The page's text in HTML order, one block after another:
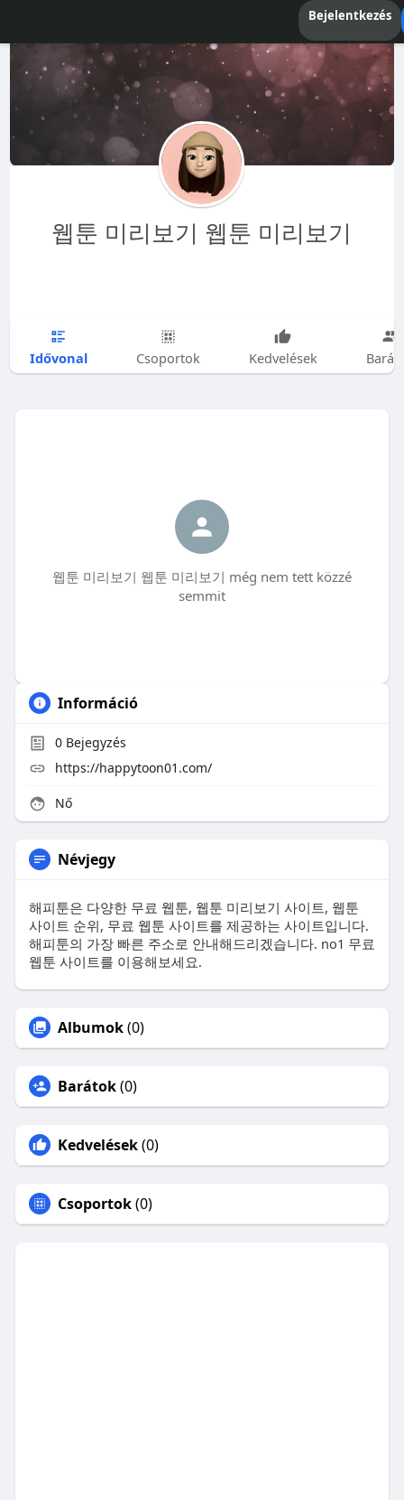
Bejelentkezés
웹툰 미리보기 웹툰 미리보기
Idővonal Csoportok Kedvelések
웹툰 미리보기 웹툰 미리보기 még nem tett közzé
semmit
Információ
0Bejegyzés
https://happytoon01.com/
Nő
Névjegy
해피툰은 다양한 무료 웹툰, 웹툰 미리보기 사이트, 웹툰
사이트 순위, 무료 웹툰 사이트를 제공하는 사이트입니다.
해피툰의 가장 빠른 주소로 안내해드리겠습니다. no1 무료
웹툰 사이트를 이용해보세요.
Albumok(0)
Barátok(0)
Kedvelések(0)
Csoportok(0)